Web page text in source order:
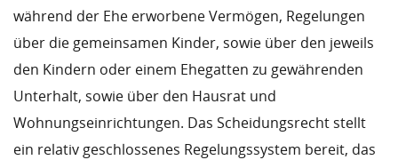
während der Ehe erworbene Vermögen, Regelungen
über die gemeinsamen Kinder, sowie über den jeweils
den Kindern oder einem Ehegatten zu gewährenden
Unterhalt, sowie über den Hausrat und
Wohnungseinrichtungen. Das Scheidungsrecht stellt
ein relativ geschlossenes Regelungssystem bereit, das